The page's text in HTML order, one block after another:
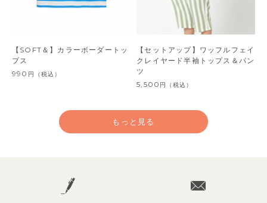
【SOFT＆】カラーボーダートッ
プス
990 円 （税込）
【セットアップ】ワッフルフェイ
クレイヤード半袖トップス＆パン
ツ
5,500 円 （税込）
もっと見る